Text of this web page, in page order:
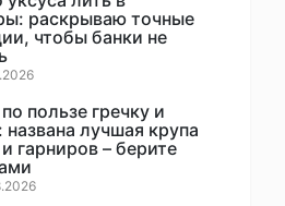
раскрываю точные
чтобы банки не
пользе гречку и
названа лучшая крупа
гарниров – берите